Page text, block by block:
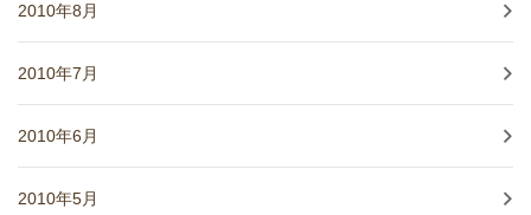
2010年8月
2010年7月
2010年6月
2010年5月